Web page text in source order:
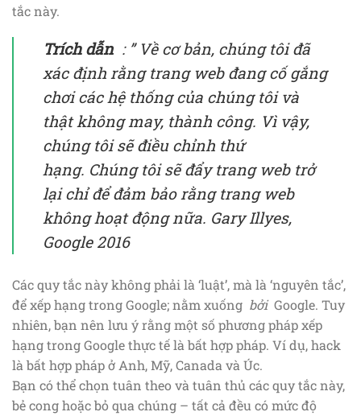
tắc này.
Trích dẫn : ” Về cơ bản, chúng tôi đã
xác định rằng trang web đang cố gắng
chơi các hệ thống của chúng tôi và
thật không may, thành công. Vì vậy,
chúng tôi sẽ điều chỉnh thứ
hạng. Chúng tôi sẽ đẩy trang web trở
lại chỉ để đảm bảo rằng trang web
không hoạt động nữa. Gary Illyes,
Google 2016
Các quy tắc này không phải là ‘luật’, mà là ‘nguyên tắc’,
để xếp hạng trong Google; nằm xuống bởiGoogle. Tuy
nhiên, bạn nên lưu ý rằng một số phương pháp xếp
hạng trong Google thực tế là bất hợp pháp. Ví dụ, hack
là bất hợp pháp ở Anh, Mỹ, Canada và Úc.
Bạn có thể chọn tuân theo và tuân thủ các quy tắc này,
bẻ cong hoặc bỏ qua chúng – tất cả đều có mức độ